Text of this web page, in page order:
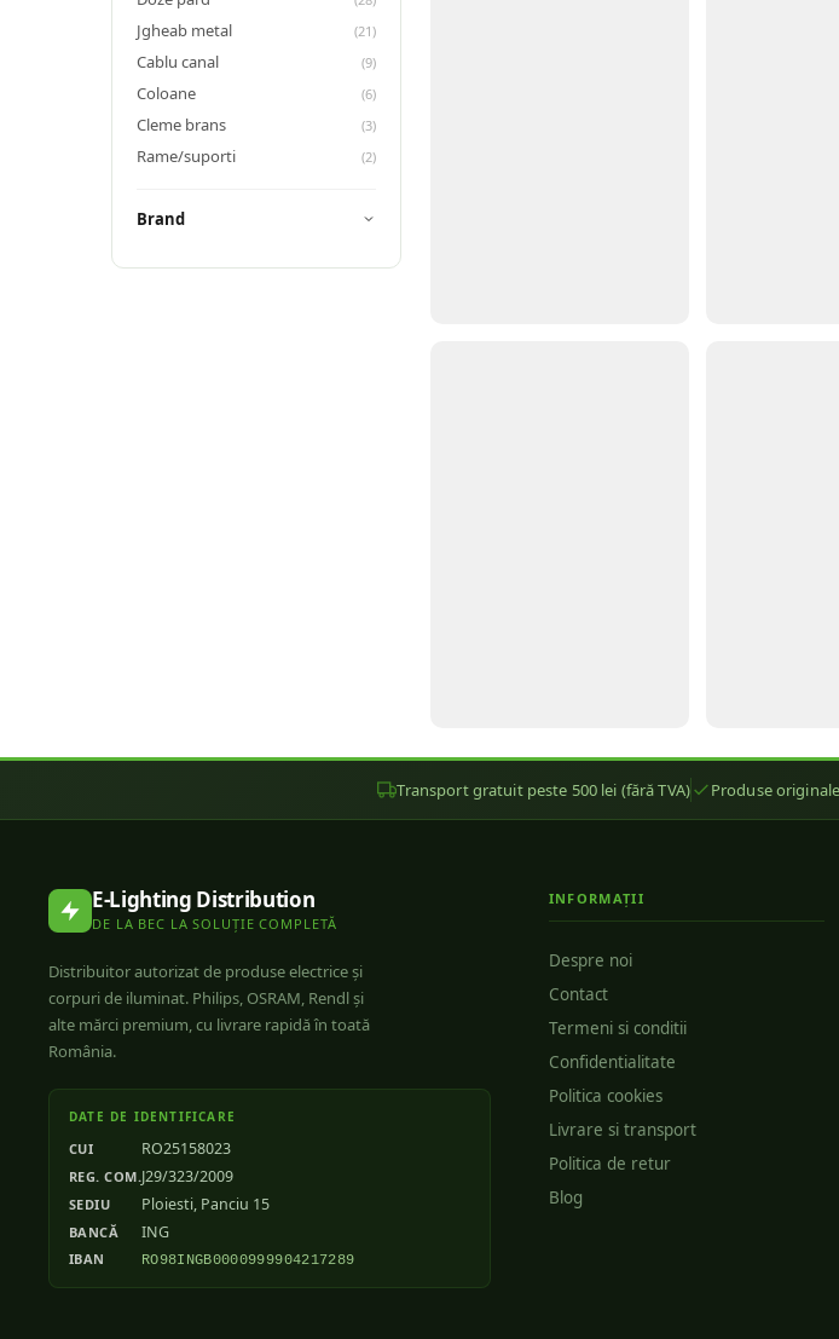
Jgheab metal (21)
Cablu canal (9)
Coloane (6)
Cleme brans (3)
Rame/suporti (2)
Brand
Transport gratuit peste 500 lei (fără TVA) Produse
E-Lighting Distribution
DE LA BEC LA SOLUȚIE COMPLETĂ
Distribuitor autorizat de produse electrice și
corpuri de iluminat. Philips, OSRAM, Rendl și
alte mărci premium, cu livrare rapidă în toată
România.
DATE DE IDENTIFICARE
CUI RO25158023
REG. COM.J29/323/2009
SEDIU Ploiesti, Panciu 15
BANCĂ ING
IBAN RO98INGB0000999904217289
INFORMAȚII
Despre noi
Contact
Termeni si conditii
Confidentialitate
Politica cookies
Livrare si transport
Politica de retur
Blog